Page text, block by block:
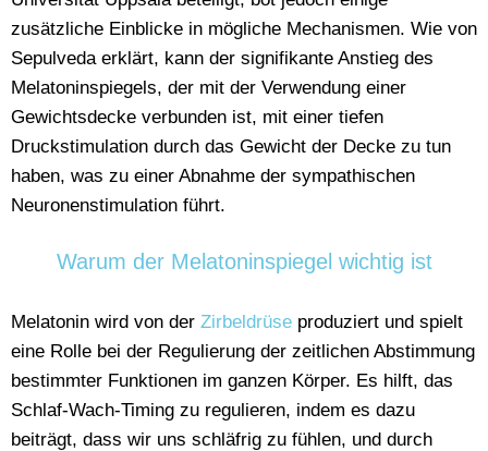
zusätzliche Einblicke in mögliche Mechanismen. Wie von
Sepulveda erklärt, kann der signifikante Anstieg des
Melatoninspiegels, der mit der Verwendung einer
Gewichtsdecke verbunden ist, mit einer tiefen
Druckstimulation durch das Gewicht der Decke zu tun
haben, was zu einer Abnahme der sympathischen
Neuronenstimulation führt.
Warum der Melatoninspiegel wichtig ist
Melatonin wird von der Zirbeldrüse produziert und spielt
eine Rolle bei der Regulierung der zeitlichen Abstimmung
bestimmter Funktionen im ganzen Körper. Es hilft, das
Schlaf-Wach-Timing zu regulieren, indem es dazu
beiträgt, dass wir uns schläfrig zu fühlen, und durch